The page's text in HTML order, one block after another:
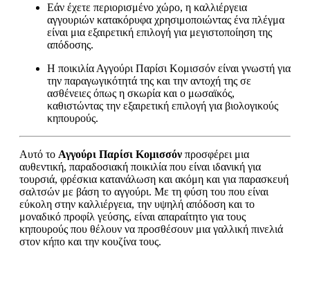
Εάν έχετε περιορισμένο χώρο, η καλλιέργεια
αγγουριών κατακόρυφα χρησιμοποιώντας ένα πλέγμα
είναι μια εξαιρετική επιλογή για μεγιστοποίηση της
απόδοσης.
Η ποικιλία Αγγούρι Παρίσι Κομισσόν είναι γνωστή για
την παραγωγικότητά της και την αντοχή της σε
ασθένειες όπως η σκωρία και ο μωσαϊκός,
καθιστώντας την εξαιρετική επιλογή για βιολογικούς
κηπουρούς.
Αυτό το Αγγούρι Παρίσι Κομισσόν προσφέρει μια
αυθεντική, παραδοσιακή ποικιλία που είναι ιδανική για
τουρσιά, φρέσκια κατανάλωση και ακόμη και για παρασκευή
σαλτσών με βάση το αγγούρι. Με τη φύση του που είναι
εύκολη στην καλλιέργεια, την υψηλή απόδοση και το
μοναδικό προφίλ γεύσης, είναι απαραίτητο για τους
κηπουρούς που θέλουν να προσθέσουν μια γαλλική πινελιά
στον κήπο και την κουζίνα τους.